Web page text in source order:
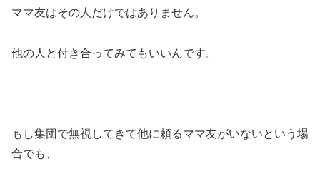
ママ友はその人だけではありません。
他の人と付き合ってみてもいいんです。
もし集団で無視してきて他に頼るママ友がいないという場
合でも、